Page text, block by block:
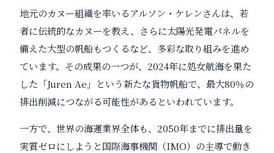
地元のカヌー組織を率いるアルソン・ケレンさんは、若
者に伝統的なカヌーを教え、さらに太陽光発電パネルを
備えた大型の帆船もつくるなど、多彩な取り組みを進め
ています。その成果の一つが、2024年に処女航海を果た
した「Juren Ae」という新たな貨物帆船で、最大80％の
排出削減につながる可能性があるといわれています。
一方で、世界の海運業界全体も、2050年までに排出量を
実質ゼロにしようと国際海事機関（IMO）の主導で動き